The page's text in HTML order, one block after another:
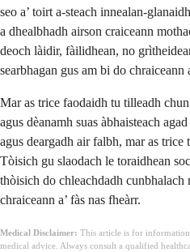
seo a’ toirt a-steach innealan-
a dhealbhadh airson craiceann
deoch làidir, fàilidhean, no
searbhagan gus am bi do chraiceann
Mar as trice faodaidh tu tilleadh
agus dèanamh suas àbhaisteach
agus deargadh air falbh, mar as trice
Tòisich gu slaodach le toraidhean
thòisich do chleachdadh cunbhalach
chraiceann a’ fàs nas fheàrr.
Medical Disclaimer: This article is for
medical advice. Always consult a qualified